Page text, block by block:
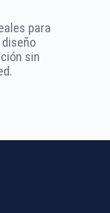
para
sin